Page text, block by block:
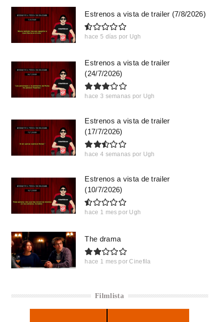
Estrenos a vista de trailer (7/8/2026)
hace 5 días por Ugh
Estrenos a vista de trailer
(24/7/2026)
hace 3 semanas por Ugh
Estrenos a vista de trailer
(17/7/2026)
hace 4 semanas por Ugh
Estrenos a vista de trailer
(10/7/2026)
hace 1 mes por Ugh
The drama
hace 1 mes por Cinefila
Filmlista